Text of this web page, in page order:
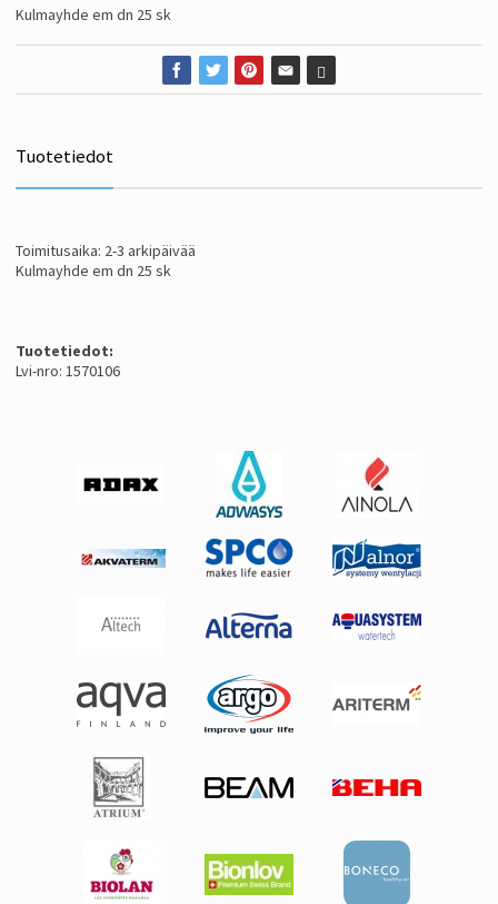
Kulmayhde em dn 25 sk
Tuotetiedot
Toimitusaika: 2-3 arkipäivää
Kulmayhde em dn 25 sk
Tuotetiedot:
Lvi-nro: 1570106